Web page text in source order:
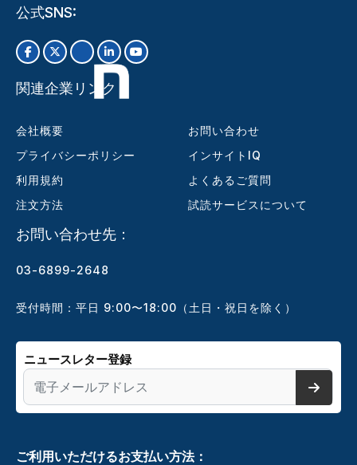
公式SNS:
関連企業リンク
会社概要
プライバシーポリシー
利用規約
注文方法
お問い合わせ
インサイトIQ
よくあるご質問
試読サービスについて
お問い合わせ先：
03-6899-2648
受付時間：平日 9:00〜18:00（土日・祝日を除く）
ニュースレター登録
ご利用いただけるお支払い方法：